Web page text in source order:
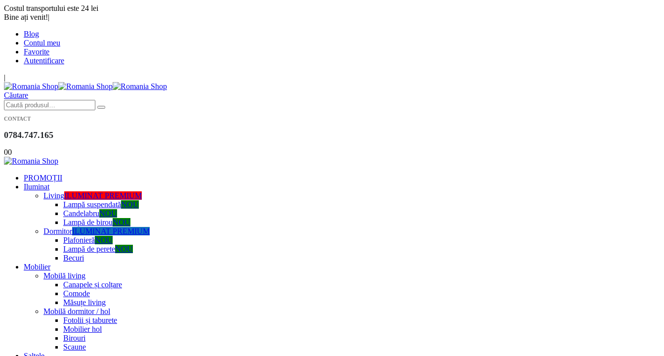
Costul transportului este 24 lei
Bine ați venit!|
Blog
Contul meu
Favorite
Autentificare
|
Căutare
CONTACT
0784.747.165
00
PROMOȚII
Iluminat
LivingILUMINAT PREMIUM
Lampă suspendatăNOU
CandelabruNOU
Lampă de birouNOU
DormitorILUMINAT PREMIUM
PlafonierăNOU
Lampă de pereteNOU
Becuri
Mobilier
Mobilă living
Canapele și colțare
Comode
Măsuțe living
Mobilă dormitor / hol
Fotolii și taburete
Mobilier hol
Birouri
Scaune